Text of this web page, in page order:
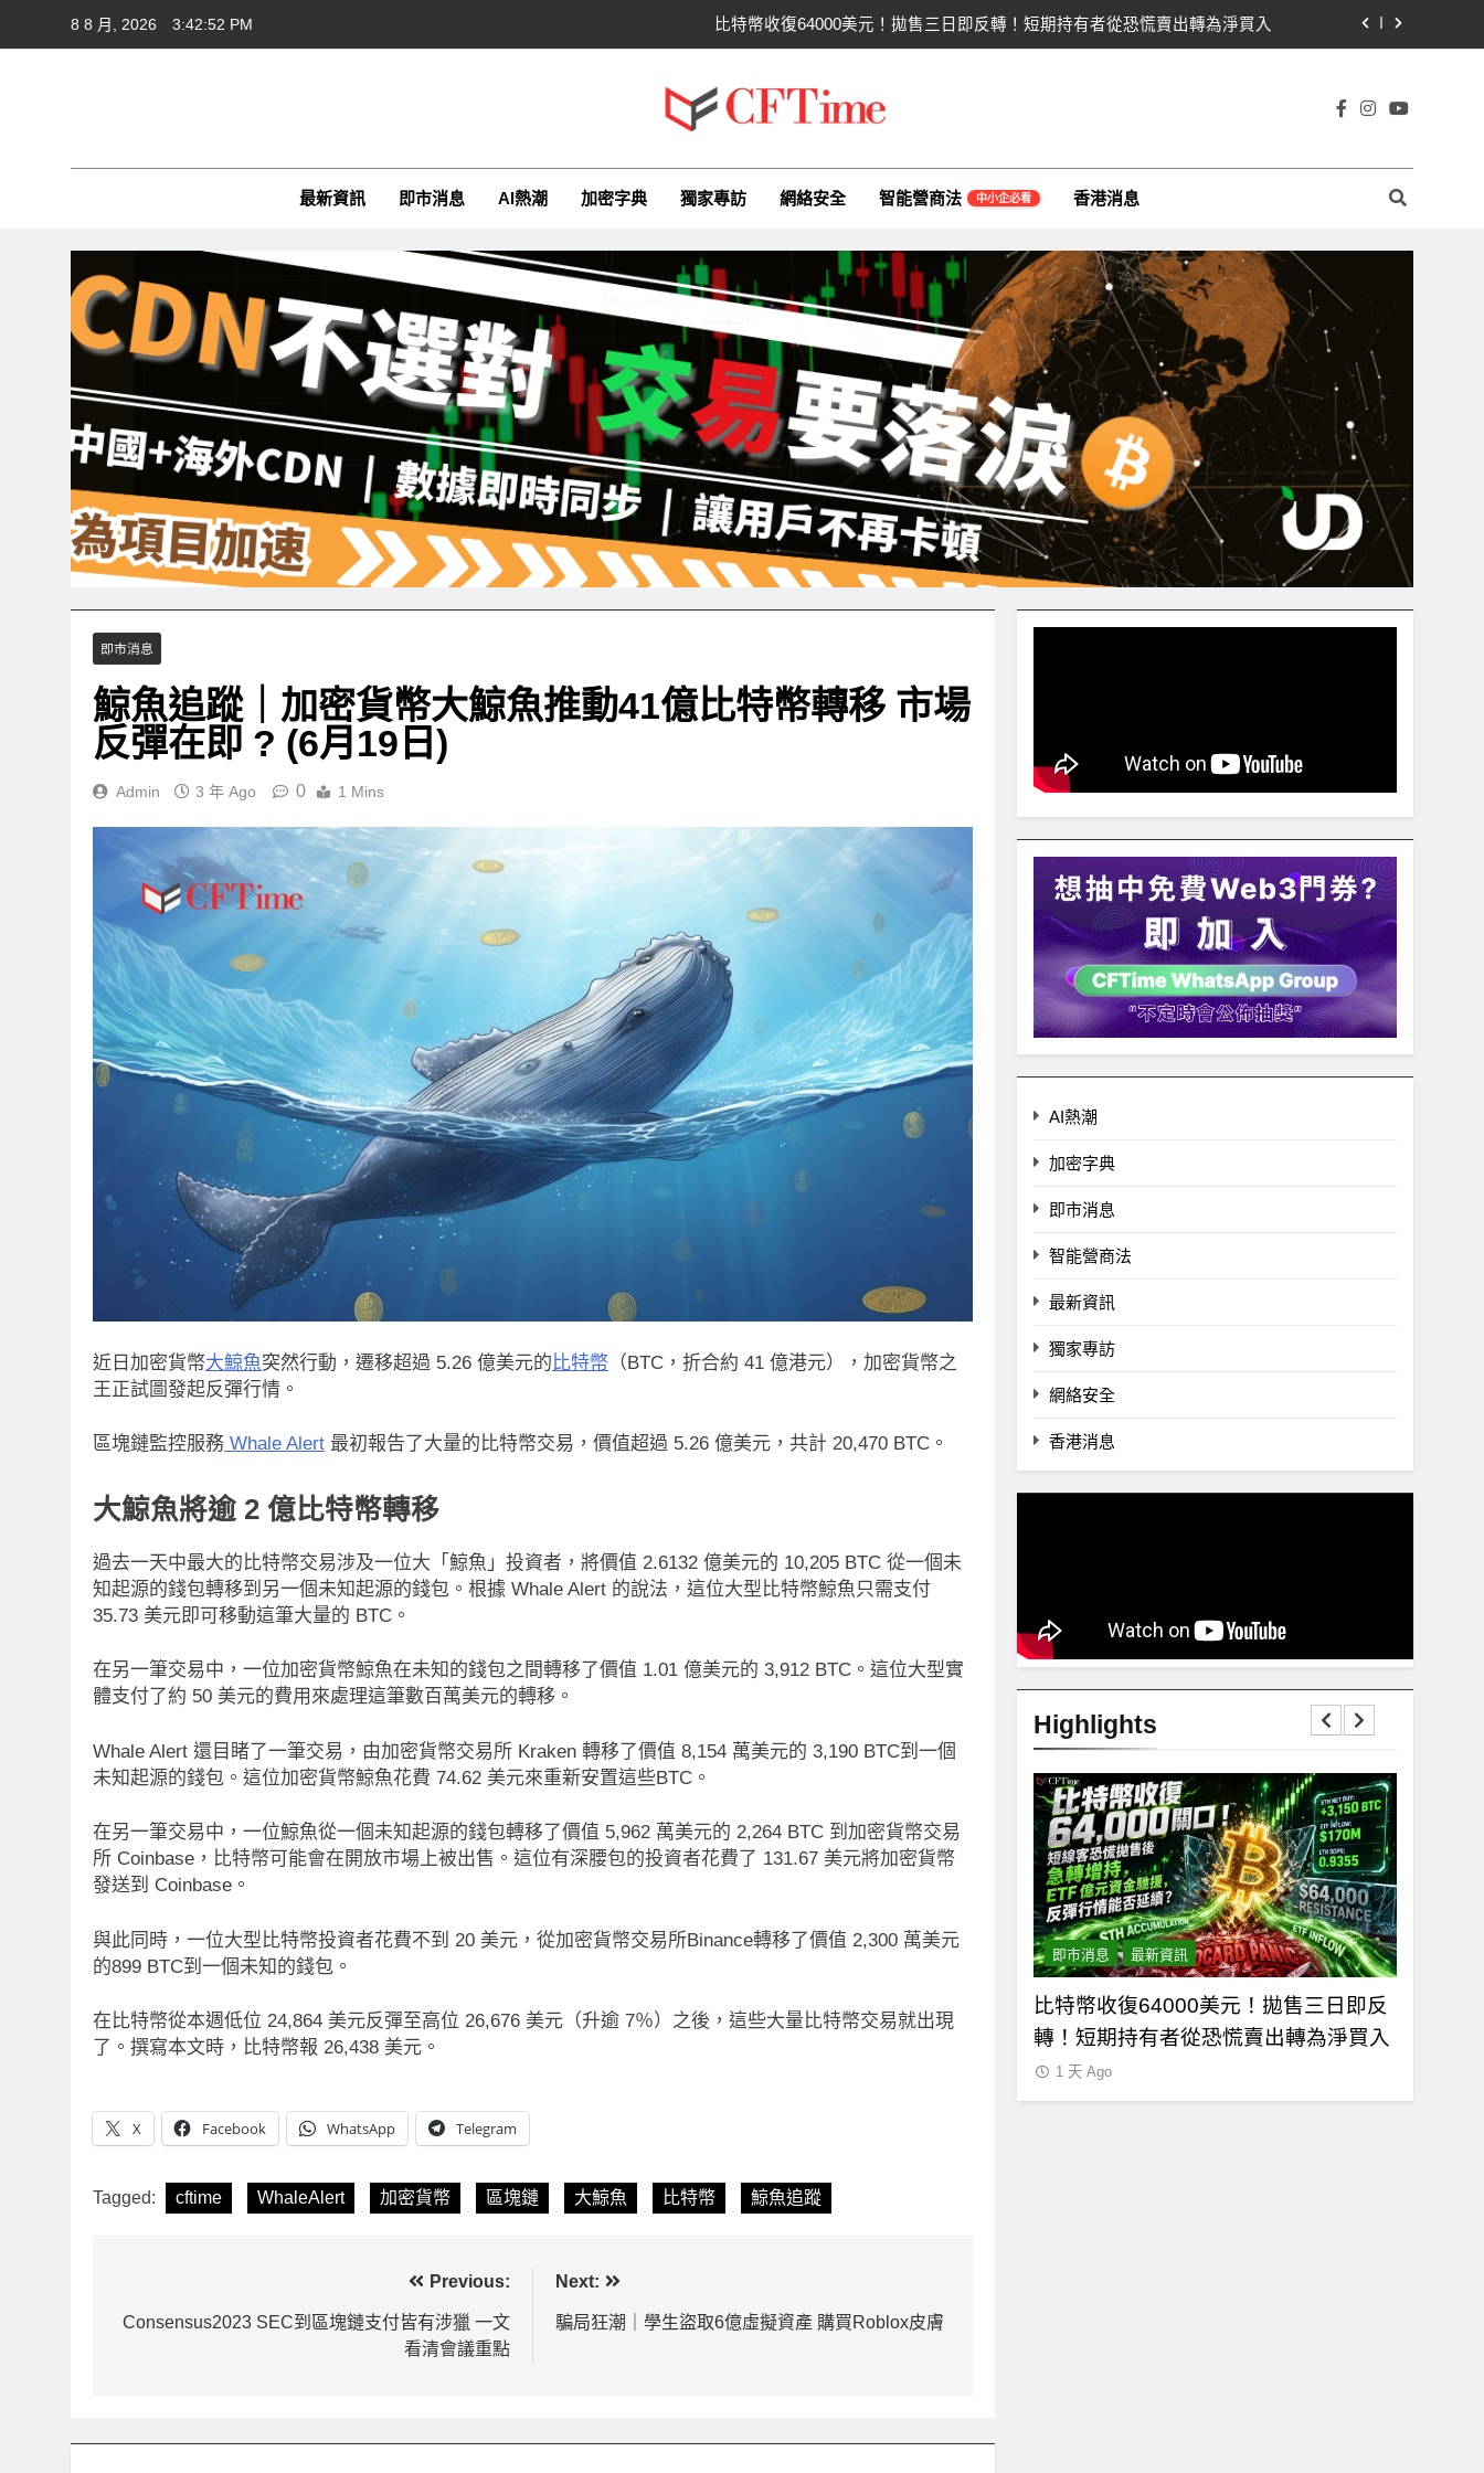
8 8 月, 2026 3:42:53 PM 比特幣ETF三日吸金6.26億美元！貝萊德IBIT獨佔4.79億，華爾街重拾信心
以太幣區間壓縮！100日均線1,920成關鍵 期貨槓桿比率逼近0.65
比特幣收復64000美元！拋售三日即反轉！短期持有者從恐慌賣出轉為淨買入
CLARITY法案最後闖關！開發者免責與總統道德條款成兩大障礙
Cftime.io
CFTime與你一同探索有關AI（ChatGPT）、區塊鏈、NFT、加密貨幣、元宇宙及金融科技FinTech等資訊。
最新資訊
即市消息 AI熱潮 加密字典 獨家專訪 網絡安全 智能營商法 中小企必看 香港消息
即市消息
鯨魚追蹤｜加密貨幣大鯨魚推動41億比特幣轉移 市場
反彈在即 ? (6月19日)
Admin 3 年 Ago 0 1 Mins
近日加密貨幣大鯨魚突然行動，遷移超過 5.26 億美元的 比特幣 （BTC，折合約 41 億港元），加密貨幣之
王正試圖發起反彈行情。
區塊鏈監控服務 Whale Alert 最初報告了大量的比特幣交易，價值超過 5.26 億美元，共計 20,470 BTC。
大鯨魚將逾 2 億比特幣轉移
過去一天中最大的比特幣交易涉及一位大「鯨魚」投資者，將價值 2.6132 億美元的 10,205 BTC 從一個未
知起源的錢包轉移到另一個未知起源的錢包。根據 Whale Alert 的說法，這位大型比特幣鯨魚只需支付
35.73 美元即可移動這筆大量的 BTC。
在另一筆交易中，一位加密貨幣鯨魚在未知的錢包之間轉移了價值 1.01 億美元的 3,912 BTC。這位大型實
體支付了約 50 美元的費用來處理這筆數百萬美元的轉移。
Whale Alert 還目睹了一筆交易，由加密貨幣交易所 Kraken 轉移了價值 8,154 萬美元的 3,190 BTC到一個
未知起源的錢包。這位加密貨幣鯨魚花費 74.62 美元來重新安置這些BTC。
在另一筆交易中，一位鯨魚從一個未知起源的錢包轉移了價值 5,962 萬美元的 2,264 BTC 到加密貨幣交易
所 Coinbase，比特幣可能會在開放市場上被出售。這位有深腰包的投資者花費了 131.67 美元將加密貨幣
發送到 Coinbase。
與此同時，一位大型比特幣投資者花費不到 20 美元，從加密貨幣交易所Binance轉移了價值 2,300 萬美元
的899 BTC到一個未知的錢包。
在比特幣從本週低位 24,864 美元反彈至高位 26,676 美元（升逾 7％）之後，這些大量比特幣交易就出現
了。撰寫本文時，比特幣報 26,438 美元。
X Facebook WhatsApp Telegram
Tagged: cftime WhaleAlert 加密貨幣 區塊鏈 大鯨魚 比特幣 鯨魚追蹤
章
Previous:
Consensus2023 SEC到區塊鏈支付皆有涉獵 一文
看清會議重點
Next:
騙局狂潮｜學生盜取6億虛擬資產 購買Roblox皮膚
AI熱潮
加密字典
即市消息
智能營商法
最新資訊
獨家專訪
網絡安全
香港消息
Highlights
最新資訊
法案最後闖關！開發者免責與
德條款成兩大障礙
即市消息
以太幣區間壓縮！100日均線1,920成關
鍵 期貨槓桿比率逼近0.65
比特幣收復64000美元！拋售三日即反
即市消息 最新資訊
比特幣ETF三日吸金6.26億美元！貝萊
德IBIT獨佔4.79億，華爾街重拾信心
1 天 Ago